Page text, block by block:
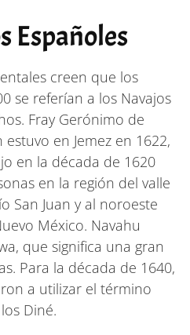
Españoles
creen que los
se referían a los Navajos
Fray Gerónimo de
en Jemez en 1622,
en la década de 1620
en la región del valle
San Juan y al noroeste
México. Navahu
que significa una gran
Para la década de 1640,
a utilizar el término
Diné.